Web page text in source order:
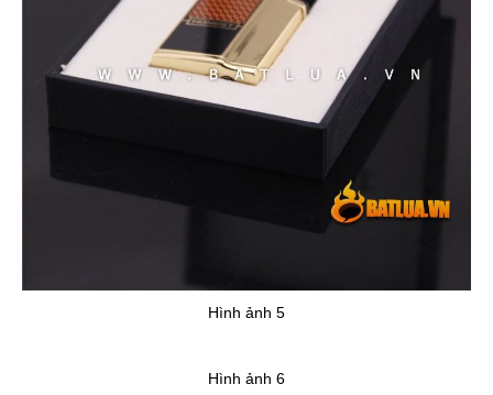
Hình ảnh 5
Hình ảnh 6